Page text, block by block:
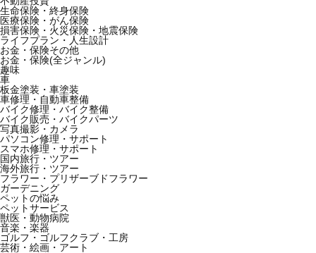
生命保険・終身保険
医療保険・がん保険
損害保険・火災保険・地震保険
ライフプラン・人生設計
お金・保険その他
お金・保険(全ジャンル)
趣味
車
板金塗装・車塗装
車修理・自動車整備
バイク修理・バイク整備
バイク販売・バイクパーツ
写真撮影・カメラ
パソコン修理・サポート
スマホ修理・サポート
国内旅行・ツアー
海外旅行・ツアー
フラワー・プリザーブドフラワー
ガーデニング
ペットの悩み
ペットサービス
獣医・動物病院
音楽・楽器
ゴルフ・ゴルフクラブ・工房
芸術・絵画・アート